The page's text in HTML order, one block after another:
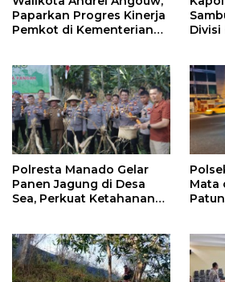
Paparkan Progres Kinerja
Pemkot di Kementerian
Divisi
Polresta Manado Gelar
Panen Jagung di Desa
Sea, Perkuat Ketahanan
Mata